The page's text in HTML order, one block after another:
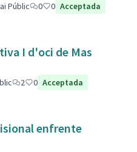
Públic 0 0 Acceptada
I d'oci de Mas
2 0 Acceptada
enfrente